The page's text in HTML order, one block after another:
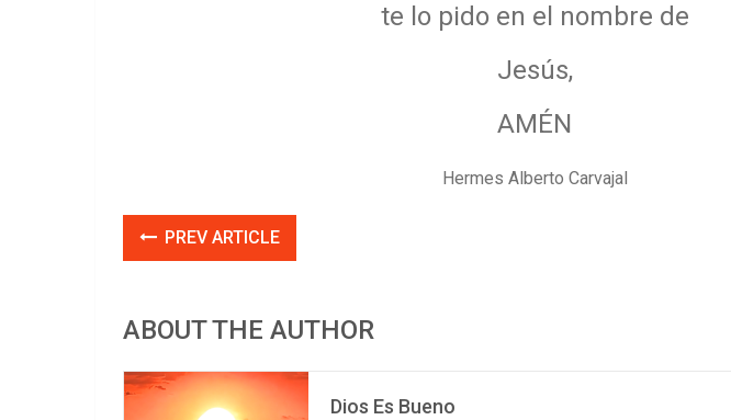
te lo pido en el nombre de
Jesús,
AMÉN
Hermes Alberto Carvajal
PREV ARTICLE
ABOUT THE AUTHOR
Dios Es Bueno